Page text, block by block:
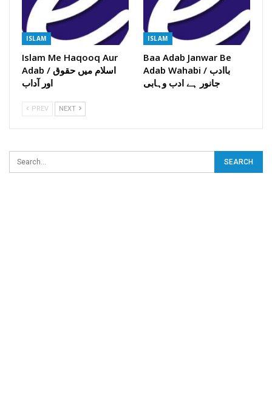
ISLAM
Islam Me Haqooq Aur
Adab / اسلام میں حقوق
اور آداب
ISLAM
Baa Adab Janwar Be
Adab Wahabi / باادب
جانور ہے ادب وہابی
PREV NEXT